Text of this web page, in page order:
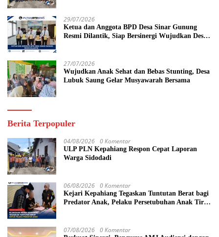
29/07/2026
Ketua dan Anggota BPD Desa Sinar Gunung
Resmi Dilantik, Siap Bersinergi Wujudkan Desa
27/07/2026
Wujudkan Anak Sehat dan Bebas Stunting, Desa
Lubuk Saung Gelar Musyawarah Bersama
Berita Terpopuler
04/08/2026 0 Komentar
ULP PLN Kepahiang Respon Cepat Laporan
Warga Sidodadi
06/08/2026 0 Komentar
Kejari Kepahiang Tegaskan Tuntutan Berat bagi
Predator Anak, Pelaku Persetubuhan Anak Tiri
07/08/2026 0 Komentar